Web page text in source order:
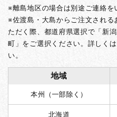
※離島地区の場合は別途ご連絡を
※佐渡島・大島からご注文され
ただく際、都道府県選択で「新
町」をご選択ください。詳しく
い。
地域
本州（一部除く）
北海道